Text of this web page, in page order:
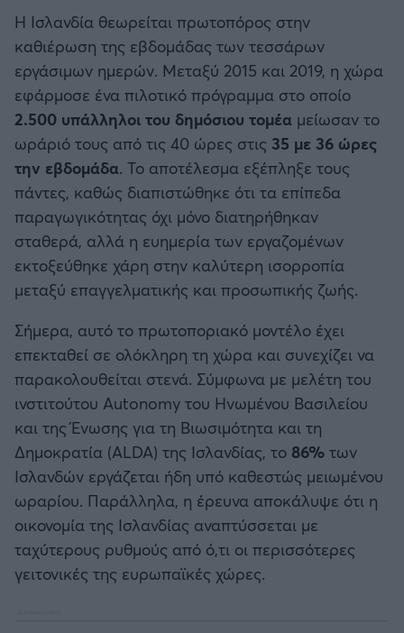
Η Ισλανδία θεωρείται πρωτοπόρος στην
καθιέρωση της εβδομάδας των τεσσάρων
εργάσιμων ημερών. Μεταξύ 2015 και 2019, η χώρα
εφάρμοσε ένα πιλοτικό πρόγραμμα στο οποίο
2.500 υπάλληλοι του δημόσιου τομέα μείωσαν το
ωράριό τους από τις 40 ώρες στις 35 με 36 ώρες
την εβδομάδα. Το αποτέλεσμα εξέπληξε τους
πάντες, καθώς διαπιστώθηκε ότι τα επίπεδα
παραγωγικότητας όχι μόνο διατηρήθηκαν
σταθερά, αλλά η ευημερία των εργαζομένων
εκτοξεύθηκε χάρη στην καλύτερη ισορροπία
μεταξύ επαγγελματικής και προσωπικής ζωής.
Σήμερα, αυτό το πρωτοποριακό μοντέλο έχει
επεκταθεί σε ολόκληρη τη χώρα και συνεχίζει να
παρακολουθείται στενά. Σύμφωνα με μελέτη του
ινστιτούτου Autonomy του Ηνωμένου Βασιλείου
και της Ένωσης για τη Βιωσιμότητα και τη
Δημοκρατία (ALDA) της Ισλανδίας, το 86% των
Ισλανδών εργάζεται ήδη υπό καθεστώς μειωμένου
ωραρίου. Παράλληλα, η έρευνα αποκάλυψε ότι η
οικονομία της Ισλανδίας αναπτύσσεται με
ταχύτερους ρυθμούς από ό,τι οι περισσότερες
γειτονικές της ευρωπαϊκές χώρες.